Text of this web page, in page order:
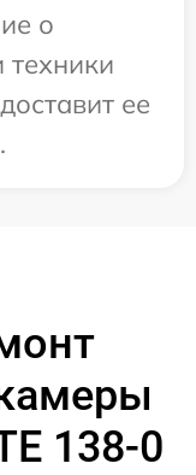
о
ее
138-0